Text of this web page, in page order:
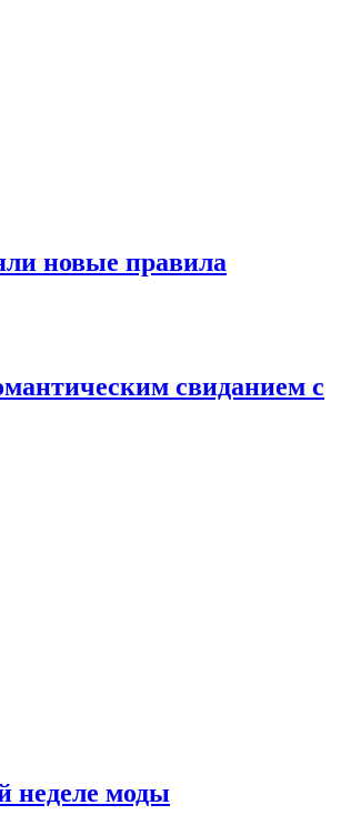
новые правила
свиданием с
неделе моды